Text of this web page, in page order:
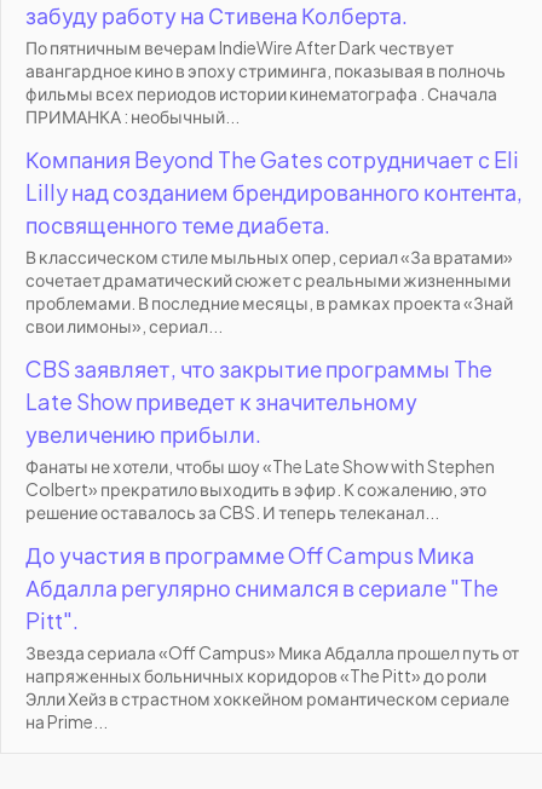
забуду работу на Стивена Колберта.
По пятничным вечерам IndieWire After Dark чествует
авангардное кино в эпоху стриминга, показывая в полночь
фильмы всех периодов истории кинематографа . Сначала
ПРИМАНКА : необычный...
Компания Beyond The Gates сотрудничает с Eli
Lilly над созданием брендированного контента,
посвященного теме диабета.
В классическом стиле мыльных опер, сериал «За вратами»
сочетает драматический сюжет с реальными жизненными
проблемами. В последние месяцы, в рамках проекта «Знай
свои лимоны», сериал...
CBS заявляет, что закрытие программы The
Late Show приведет к значительному
увеличению прибыли.
Фанаты не хотели, чтобы шоу «The Late Show with Stephen
Colbert» прекратило выходить в эфир. К сожалению, это
решение оставалось за CBS. И теперь телеканал...
До участия в программе Off Campus Мика
Абдалла регулярно снимался в сериале "The
Pitt".
Звезда сериала «Off Campus» Мика Абдалла прошел путь от
напряженных больничных коридоров «The Pitt» до роли
Элли Хейз в страстном хоккейном романтическом сериале
на Prime...